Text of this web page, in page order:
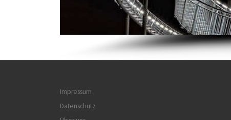
Impressum
Datenschutz